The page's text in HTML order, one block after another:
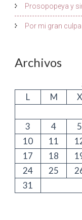
Prosopopeya y
Por mi gran culpa
Archivos
L
M X
3
4 5
10
11
17
18
24
25
31